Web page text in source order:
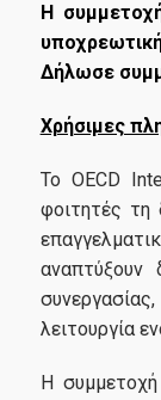
Η
Δήλωσε
Χρήσιμες
Το OECD
φοιτητές τη
αναπτύξουν
λειτουργία
Η